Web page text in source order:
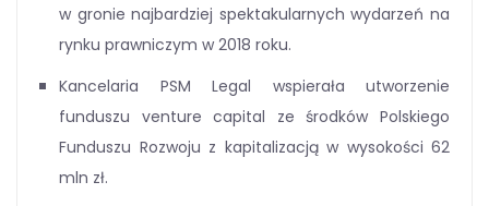
w gronie najbardziej spektakularnych wydarzeń na
rynku prawniczym w 2018 roku.
Kancelaria PSM Legal wspierała utworzenie
funduszu venture capital ze środków Polskiego
Funduszu Rozwoju z kapitalizacją w wysokości 62
mln zł.